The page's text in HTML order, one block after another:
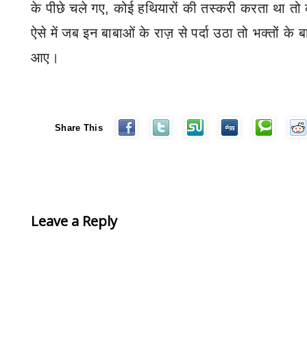
के पीछे चले गए,कोई हथियारों की तस्करी करता था
ऐसे में जब इन बाबाओं के राज़ से पर्दा उठा तो भक्तों के
आए।
Share This
Leave a Reply